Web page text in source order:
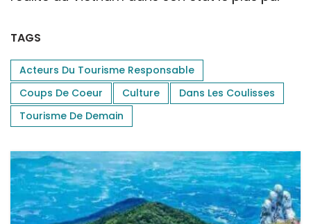
TAGS
Acteurs Du Tourisme Responsable
Coups De Coeur
Culture
Dans Les Coulisses
Tourisme De Demain